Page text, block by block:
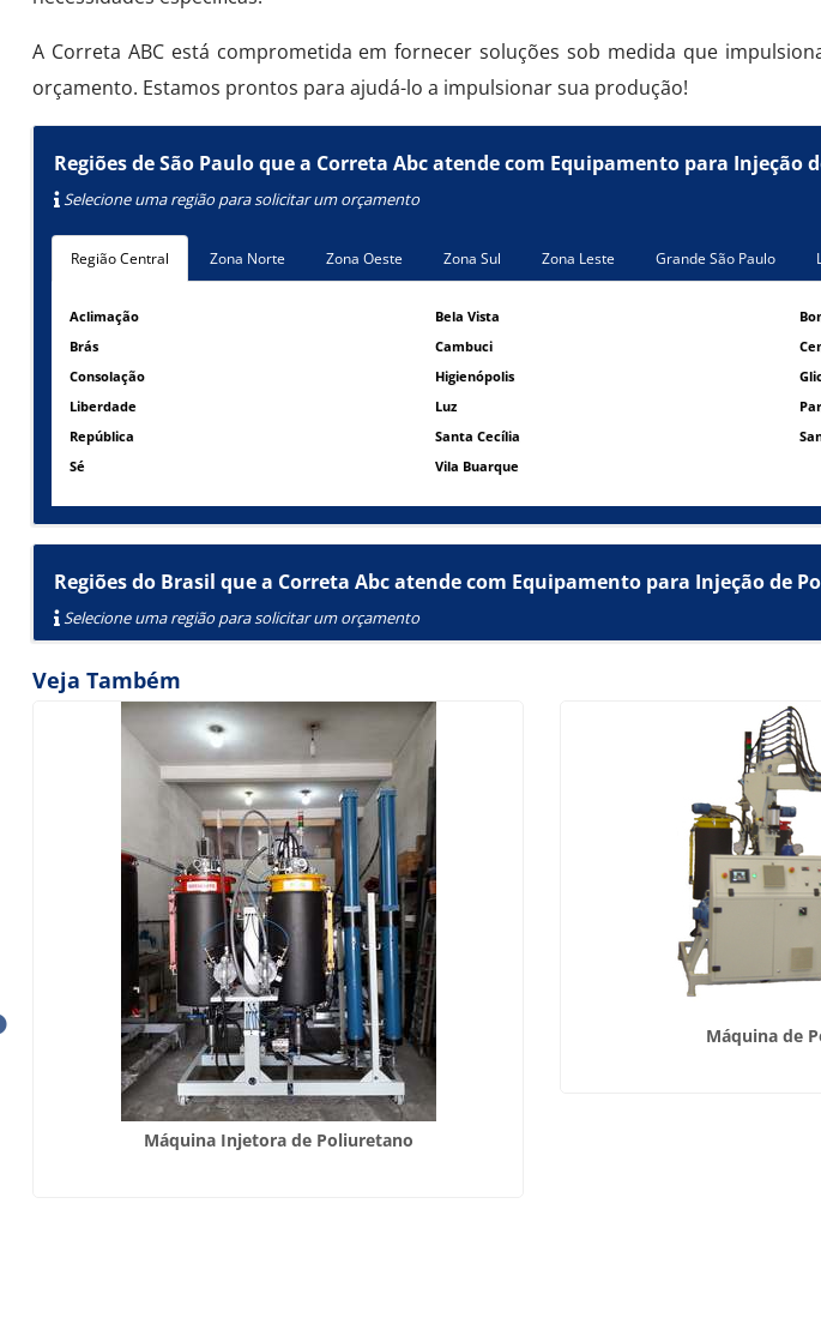
A Correta ABC está comprometida em fornecer soluções sob medida que
orçamento. Estamos prontos para ajudá-lo a impulsionar sua produção!
Regiões de São Paulo que a Correta Abc atende com Equipamento para Injeção
Selecione uma região para solicitar um orçamento
Região Central Zona Norte Zona Oeste Zona Sul Zona Leste Grande São Paulo
Aclimação Bela Vista
Brás
Cambuci
Consolação
Higienópolis
Liberdade
Luz
República
Santa Cecília
Sé
Vila Buarque
Regiões do Brasil que a Correta Abc atende com Equipamento para Injeção de
Selecione uma região para solicitar um orçamento
Veja Também
Máquina Injetora de Poliuretano
Máquina de